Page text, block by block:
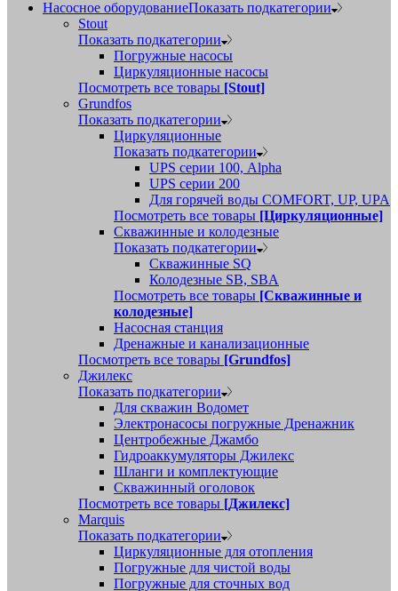
Насосное оборудованиеПоказать подкатегории
Stout
Показать подкатегории
Погружные насосы
Циркуляционные насосы
Посмотреть все товары [Stout]
Grundfos
Показать подкатегории
Циркуляционные
Показать подкатегории
UPS серии 100, Alpha
UPS серии 200
Для горячей воды COMFORT, UP, UPA
Посмотреть все товары [Циркуляционные]
Скважинные и колодезные
Показать подкатегории
Скважинные SQ
Колодезные SB, SBA
Посмотреть все товары [Скважинные и
колодезные]
Насосная станция
Дренажные и канализационные
Посмотреть все товары [Grundfos]
Джилекс
Показать подкатегории
Для скважин Водомет
Электронасосы погружные Дренажник
Центробежные Джамбо
Гидроаккумуляторы Джилекс
Шланги и комплектующие
Скважинный оголовок
Посмотреть все товары [Джилекс]
Marquis
Показать подкатегории
Циркуляционные для отопления
Погружные для чистой воды
Погружные для сточных вод